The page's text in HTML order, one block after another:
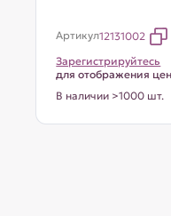
Артикул12131002
Зарегистрируйтесь
для отображения
В наличии >1000 шт.